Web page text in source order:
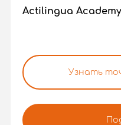
Actilingua Academy
Узнать